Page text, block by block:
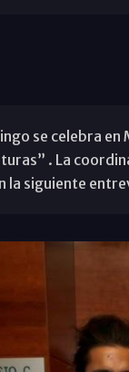
se celebra en
. La
la siguiente